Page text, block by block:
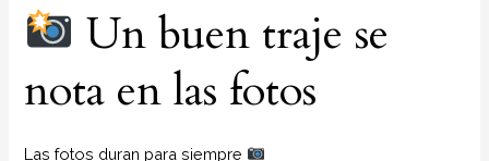
Un buen traje se
nota en las fotos
Las fotos duran para siempre